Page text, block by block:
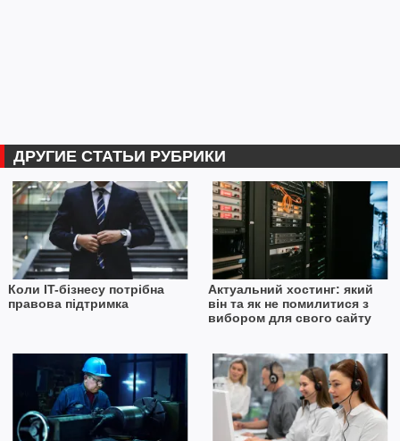
ДРУГИЕ СТАТЬИ РУБРИКИ
Коли IT-бізнесу потрібна
правова підтримка
Актуальний хостинг: який
він та як не помилитися з
вибором для свого сайту